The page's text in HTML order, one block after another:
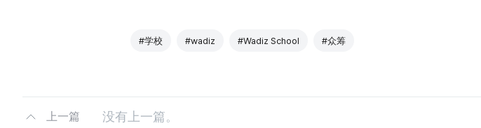
#学校 #wadiz #Wadiz School #众筹
上一篇 没有上一篇。